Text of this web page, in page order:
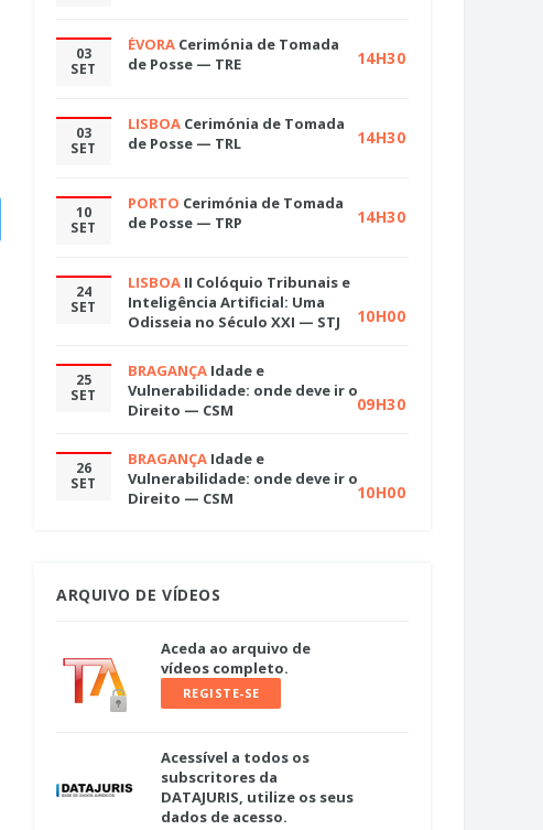
03
SET
ÉVORA Cerimónia de Tomada
de Posse — TRE
14H30
03
SET
LISBOA Cerimónia de Tomada
de Posse — TRL
14H30
10
SET
PORTO Cerimónia de Tomada
de Posse — TRP
14H30
24
SET
LISBOA II Colóquio Tribunais e
Inteligência Artificial: Uma
Odisseia no Século XXI — STJ
10H00
25
SET
BRAGANÇA Idade e
Vulnerabilidade: onde deve ir o
Direito — CSM
09H30
26
SET
BRAGANÇA Idade e
Vulnerabilidade: onde deve ir o
Direito — CSM
10H00
ARQUIVO DE VÍDEOS
Aceda ao arquivo de
vídeos completo.
REGISTE-SE
Acessível a todos os
subscritores da
DATAJURIS, utilize os seus
dados de acesso.